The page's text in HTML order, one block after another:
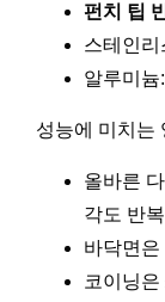
펀치 팁
스테인리
알루미늄
성능에 미치는
올바른
각도 반
바닥면은
코이닝